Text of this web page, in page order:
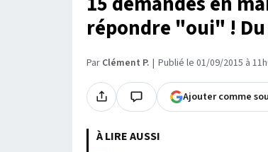
répondre "oui" !
Par Clément P. Publié le 01/09/2015 à
Ajouter comme
À LIRE AUSSI